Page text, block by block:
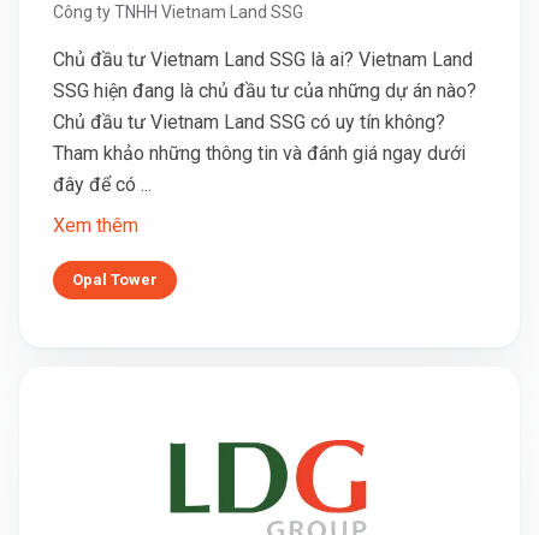
Công ty TNHH Vietnam Land SSG
Chủ đầu tư Vietnam Land SSG là ai? Vietnam Land
SSG hiện đang là chủ đầu tư của những dự án nào?
Chủ đầu tư Vietnam Land SSG có uy tín không?
Tham khảo những thông tin và đánh giá ngay dưới
đây để có ...
Xem thêm
Opal Tower